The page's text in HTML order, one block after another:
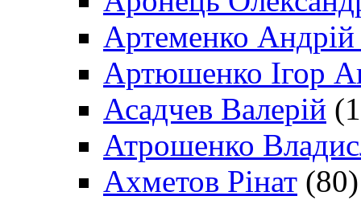
Артеменко Андрій
Артюшенко Ігор
Асадчев Валерій
Атрошенко
Ахметов Рінат (80)